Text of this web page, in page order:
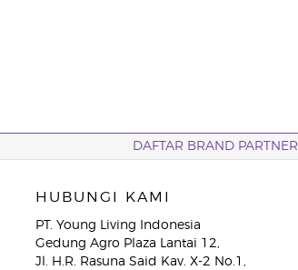
DAFTAR BRAND PARTNER
HUBUNGI KAMI
PT. Young Living Indonesia
Gedung Agro Plaza Lantai 12,
Jl. H.R. Rasuna Said Kav. X-2 No.1,